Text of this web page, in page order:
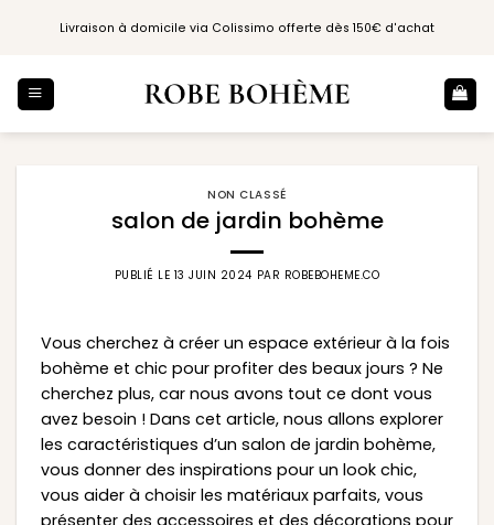
Livraison à domicile via Colissimo offerte dès 150€ d'achat
NON CLASSÉ
salon de jardin bohème
PUBLIÉ LE 13 JUIN 2024 PAR ROBEBOHEME.CO
Vous cherchez à créer un espace extérieur à la fois
bohème et chic pour profiter des beaux jours ? Ne
cherchez plus, car nous avons tout ce dont vous
avez besoin ! Dans cet article, nous allons explorer
les caractéristiques d’un salon de jardin bohème,
vous donner des inspirations pour un look chic,
vous aider à choisir les matériaux parfaits, vous
présenter des accessoires et des décorations pour